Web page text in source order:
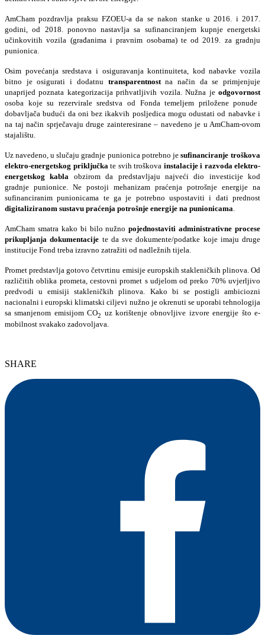
AmCham pozdravlja praksu FZOEU-a da se nakon stanke u 2016. i 2017.
godini, od 2018. ponovno nastavlja sa sufinanciranjem kupnje energetski
učinkovitih vozila (građanima i pravnim osobama) te od 2019. za gradnju
punionica.
Osim povećanja sredstava i osiguravanja kontinuiteta, kod nabavke vozila
bitno je osigurati i dodatnu transparentnostna način da se primjenjuje
unaprijed poznata kategorizacija prihvatljivih vozila. Nužna je odgovornost
osoba koje su rezervirale sredstva od Fonda temeljem priložene ponude
dobavljača budući da oni bez ikakvih posljedica mogu odustati od nabavke i
na taj način sprječavaju druge zainteresirane – navedeno je u AmCham-ovom
stajalištu.
Uz navedeno, u slučaju gradnje punionica potrebno je sufinanciranje troškova
elektro-energetskog priključkate svih troškova instalacije i razvoda elektro-
energetskog kabla obzirom da predstavljaju najveći dio investicije kod
gradnje punionice. Ne postoji mehanizam praćenja potrošnje energije na
sufinanciranim punionicama te ga je potrebno uspostaviti i dati prednost
digitaliziranom sustavu praćenja potrošnje energije na punionicama.
AmCham smatra kako bi bilo nužnopojednostaviti administrativne procese
prikupljanja dokumentacije te da sve dokumente/podatke koje imaju druge
institucije Fond treba izravno zatražiti od nadležnih tijela.
Promet predstavlja gotovo četvrtinu emisije europskih stakleničkih plinova. Od
različitih oblika prometa, cestovni promet s udjelom od preko 70% uvjerljivo
predvodi u emisiji stakleničkih plinova. Kako bi se postigli ambiciozni
nacionalni i europski klimatski ciljevi nužno je okrenuti se uporabi tehnologija
sa smanjenom emisijom CO2 uz korištenje obnovljive izvore energije što e-
mobilnost svakako zadovoljava.
SHARE